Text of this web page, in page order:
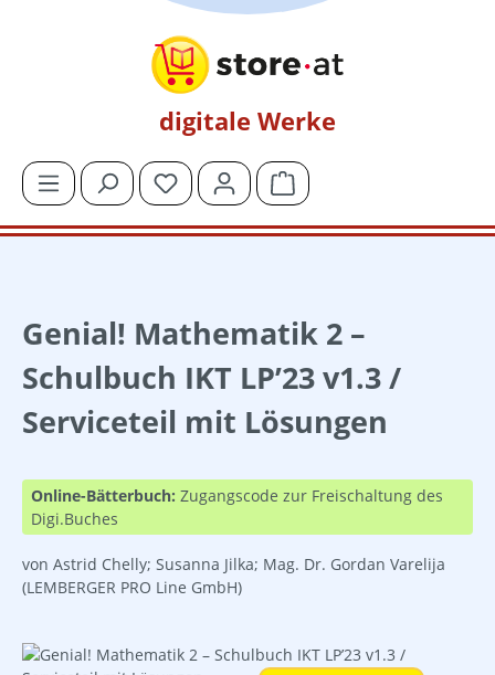
digitale Werke
Du hast 0 Produkte auf dem Merkzettel
Warenkorb enthält 0
Genial! Mathematik 2 –
Schulbuch IKT LP’23 v1.3 /
Serviceteil mit Lösungen
Online-Bätterbuch: Zugangscode zur Freischaltung des
Digi.Buches
von Astrid Chelly; Susanna Jilka; Mag. Dr. Gordan Varelija
(LEMBERGER PRO Line GmbH)
Bildergalerie überspringen